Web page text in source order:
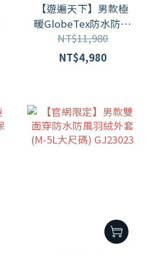
【遊遍天下】男款極
暖GlobeTex防水防風
保暖羽絨外套
GJ23053 (M-5L 大尺
碼)
NT$11,980
NT$4,980